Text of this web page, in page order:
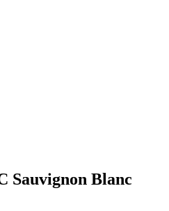
Sauvignon Blanc